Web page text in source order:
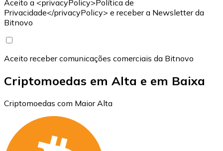
Aceito a <privacyPolicy>Política de
Privacidade</privacyPolicy> e receber a Newsletter da
Bitnovo
Aceito receber comunicações comerciais da Bitnovo
Criptomoedas em Alta e em Baixa
Criptomoedas com Maior Alta